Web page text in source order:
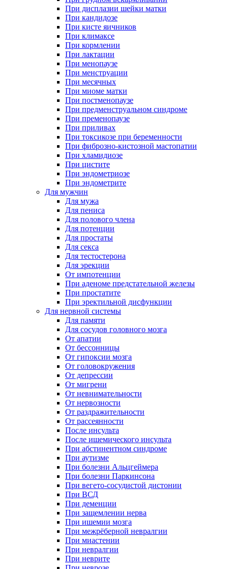
При дисплазии шейки матки
При кандидозе
При кисте яичников
При климаксе
При кормлении
При лактации
При менопаузе
При менструации
При месячных
При миоме матки
При постменопаузе
При предменструальном синдроме
При пременопаузе
При приливах
При токсикозе при беременности
При фиброзно-кистозной мастопатии
При хламидиозе
При цистите
При эндометриозе
При эндометрите
Для мужчин
Для мужа
Для пениса
Для полового члена
Для потенции
Для простаты
Для секса
Для тестостерона
Для эрекции
От импотенции
При аденоме предстательной железы
При простатите
При эректильной дисфункции
Для нервной системы
Для памяти
Для сосудов головного мозга
От апатии
От бессонницы
От гипоксии мозга
От головокружения
От депрессии
От мигрени
От невнимательности
От нервозности
От раздражительности
От рассеянности
После инсульта
После ишемического инсульта
При абстинентном синдроме
При аутизме
При болезни Альцгеймера
При болезни Паркинсона
При вегето-сосудистой дистонии
При ВСД
При деменции
При защемлении нерва
При ишемии мозга
При межрёберной невралгии
При миастении
При невралгии
При неврите